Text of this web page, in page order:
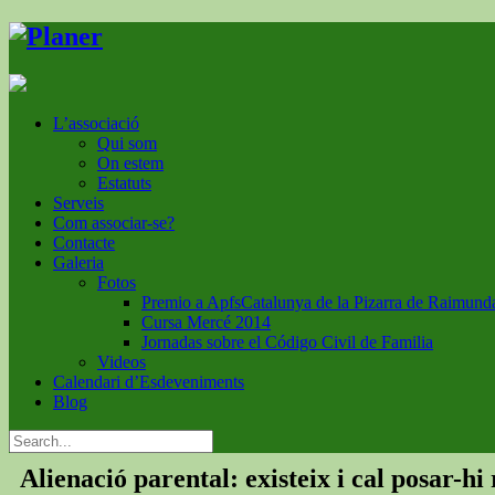
L’associació
Qui som
On estem
Estatuts
Serveis
Com associar-se?
Contacte
Galeria
Fotos
Premio a ApfsCatalunya de la Pizarra de
Cursa Mercé 2014
Jornadas sobre el Código Civil de Familia
Videos
Calendari d’Esdeveniments
Blog
Alienació parental: existeix i cal posar-hi